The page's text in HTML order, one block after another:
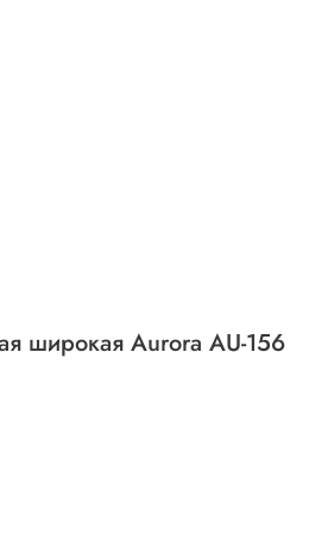
широкая Aurora AU-156